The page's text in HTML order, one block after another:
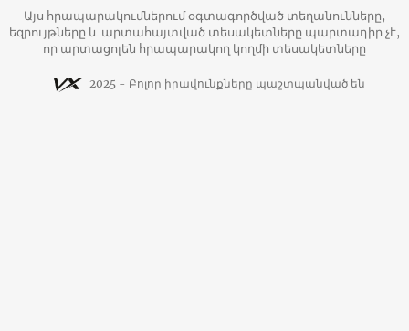
Այս հրապարակումներում օգտագործված տեղանունները,
եզրույթները և արտահայտված տեսակետները պարտադիր չէ,
որ արտացոլեն հրապարակող կողմի տեսակետները
2025 - Բոլոր իրավունքները պաշտպանված են